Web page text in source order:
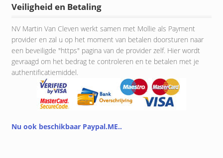
Veiligheid en Betaling
NV Martin Van Cleven werkt samen met Mollie als Payment
provider en zal u op het moment van betalen doorsturen naar
een beveiligde "https" pagina van de provider zelf. Hier wordt
gevraagd om het bedrag te controleren en te betalen met je
authentificatiemiddel.
Nu ook beschikbaar Paypal.ME..